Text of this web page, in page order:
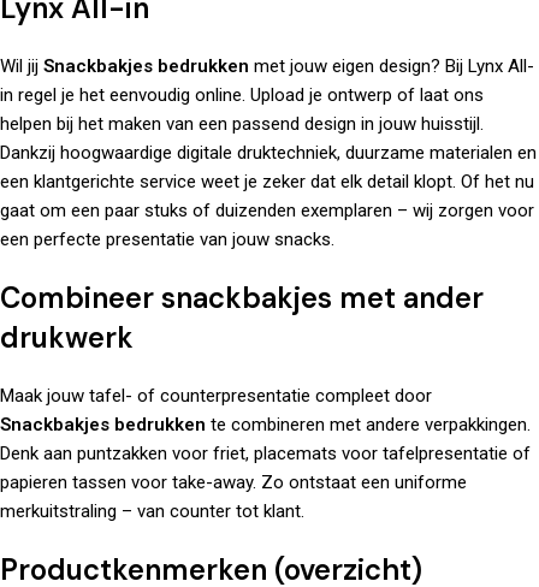
Lynx All-in
Wil jij Snackbakjes bedrukken met jouw eigen design? Bij Lynx All-
in regel je het eenvoudig online. Upload je ontwerp of laat ons
helpen bij het maken van een passend design in jouw huisstijl.
Dankzij hoogwaardige digitale druktechniek, duurzame materialen en
een klantgerichte service weet je zeker dat elk detail klopt. Of het nu
gaat om een paar stuks of duizenden exemplaren – wij zorgen voor
een perfecte presentatie van jouw snacks.
Combineer snackbakjes met ander
drukwerk
Maak jouw tafel- of counterpresentatie compleet door
Snackbakjes bedrukken te combineren met andere verpakkingen.
Denk aan puntzakken voor friet, placemats voor tafelpresentatie of
papieren tassen voor take-away. Zo ontstaat een uniforme
merkuitstraling – van counter tot klant.
Productkenmerken (overzicht)